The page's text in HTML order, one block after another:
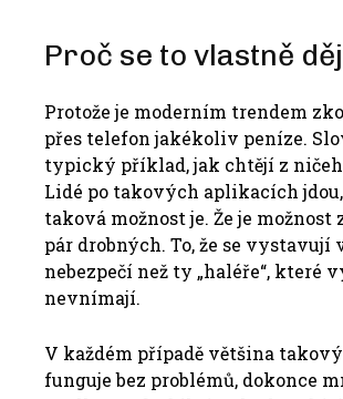
Proč se to vlastně
Protože je moderním trendem
přes telefon jakékoliv peníze.
typický příklad, jak chtějí z
Lidé po takových aplikacích jdou,
taková možnost je. Že je
pár drobných. To, že se vystavují
nebezpečí než ty „haléře“, které
nevnímají.
V každém případě většina
funguje bez problémů, dokonce